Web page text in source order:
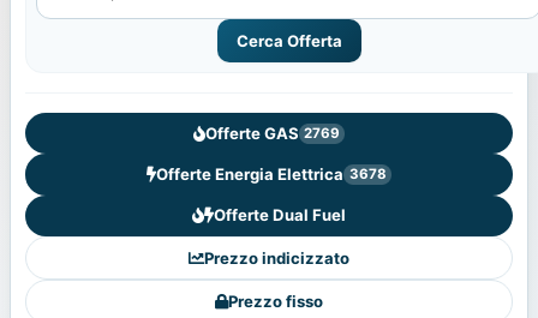
Cerca Offerta
Offerte GAS 2769
Offerte Energia Elettrica 3678
Offerte Dual Fuel
Prezzo indicizzato
Prezzo fisso